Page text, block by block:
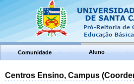
Comunidade Aluno
Centros Ensino, Campus